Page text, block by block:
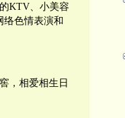
KTV、小美容
络色情表演和
，相爱相生日